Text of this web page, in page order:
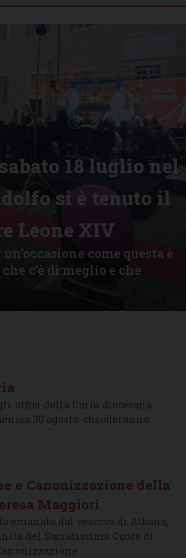
18 luglio nel
si è tenuto il
Leone XIV
come questa è
c’è di meglio e che
uffici della Curia diocesana
30 agosto: chiuderanno
e Canonizzazione della
Maggiori
emanato dal vescovo di Albano,
del Sacratissimo Cuore di